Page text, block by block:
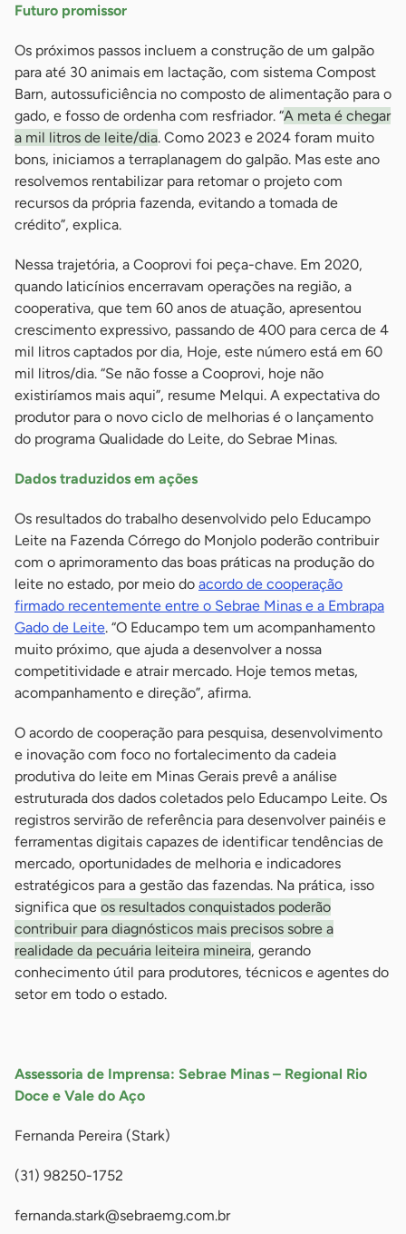
Futuro promissor
Os próximos passos incluem a construção de um galpão
para até 30 animais em lactação, com sistema Compost
Barn, autossuficiência no composto de alimentação para o
gado, e fosso de ordenha com resfriador. “A meta é chegar
a mil litros de leite/dia. Como 2023 e 2024 foram muito
bons, iniciamos a terraplanagem do galpão. Mas este ano
resolvemos rentabilizar para retomar o projeto com
recursos da própria fazenda, evitando a tomada de
crédito”, explica.
Nessa trajetória, a Cooprovi foi peça-chave. Em 2020,
quando laticínios encerravam operações na região, a
cooperativa, que tem 60 anos de atuação, apresentou
crescimento expressivo, passando de 400 para cerca de 4
mil litros captados por dia, Hoje, este número está em 60
mil litros/dia. “Se não fosse a Cooprovi, hoje não
existiríamos mais aqui”, resume Melqui. A expectativa do
produtor para o novo ciclo de melhorias é o lançamento
do programa Qualidade do Leite, do Sebrae Minas.
Dados traduzidos em ações
Os resultados do trabalho desenvolvido pelo Educampo
Leite na Fazenda Córrego do Monjolo poderão contribuir
com o aprimoramento das boas práticas na produção do
leite no estado, por meio do acordo de cooperação
firmado recentemente entre o Sebrae Minas e a Embrapa
Gado de Leite. “O Educampo tem um acompanhamento
muito próximo, que ajuda a desenvolver a nossa
competitividade e atrair mercado. Hoje temos metas,
acompanhamento e direção”, afirma.
O acordo de cooperação para pesquisa, desenvolvimento
e inovação com foco no fortalecimento da cadeia
produtiva do leite em Minas Gerais prevê a análise
estruturada dos dados coletados pelo Educampo Leite. Os
registros servirão de referência para desenvolver painéis e
ferramentas digitais capazes de identificar tendências de
mercado, oportunidades de melhoria e indicadores
estratégicos para a gestão das fazendas. Na prática, isso
significa que os resultados conquistados poderão
contribuir para diagnósticos mais precisos sobre a
realidade da pecuária leiteira mineira, gerando
conhecimento útil para produtores, técnicos e agentes do
setor em todo o estado.
Assessoria de Imprensa: Sebrae Minas – Regional Rio
Doce e Vale do Aço
Fernanda Pereira (Stark)
(31) 98250-1752
fernanda.stark@sebraemg.com.br